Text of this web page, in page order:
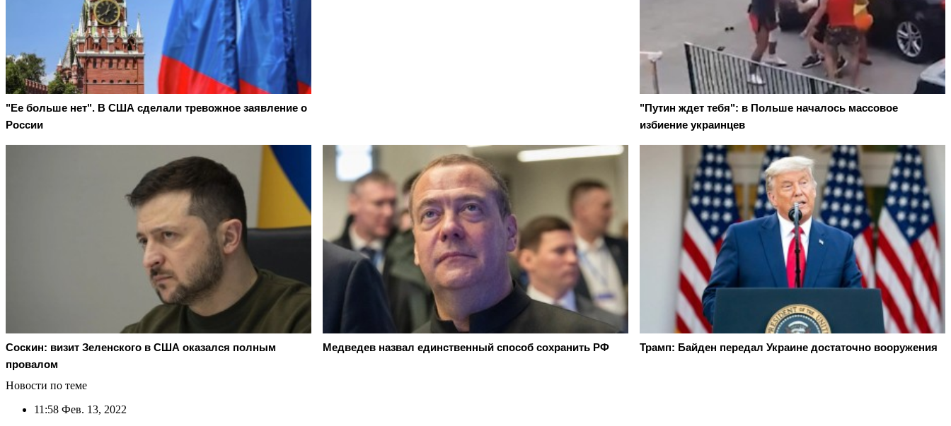
"Ее больше нет". В США сделали тревожное заявление о
России
"Путин ждет тебя": в Польше началось массовое
избиение украинцев
Соскин: визит Зеленского в США оказался полным
провалом
Медведев назвал единственный способ сохранить РФ Трамп: Байден передал Украине достаточно вооружения
Новости по теме
11:58 Фев. 13, 2022